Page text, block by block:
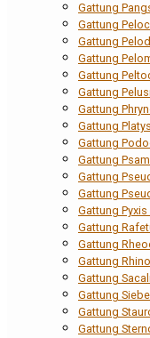
Gattung
Gattung
Gattung
Gattung
Gattung
Gattung
Gattung
Gattung
Gattung
Gattung
Gattung
Gattung
Gattung
Gattung
Gattung
Gattung
Gattung
Gattung
Gattung
Gattung